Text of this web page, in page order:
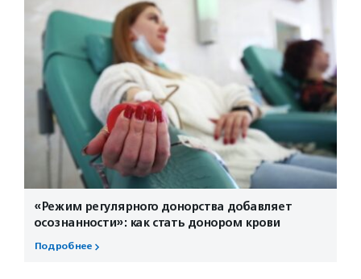
«Режим регулярного донорства добавляет
осознанности»: как стать донором крови
Подробнее